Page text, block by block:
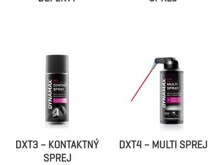
DXT3 – KONTAKTNÝ
SPREJ
DXT4 – MULTI SPREJ